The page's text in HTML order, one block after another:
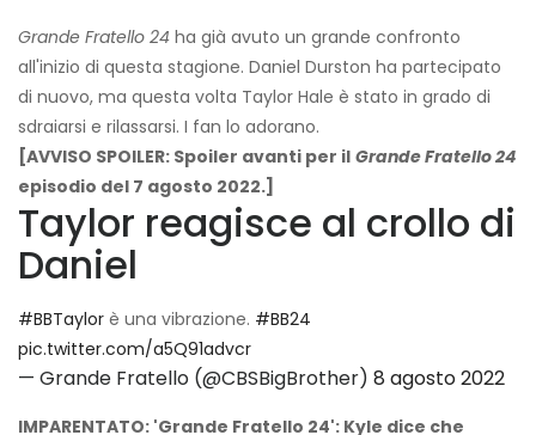
Grande Fratello 24 ha già avuto un grande confronto
all'inizio di questa stagione. Daniel Durston ha partecipato
di nuovo, ma questa volta Taylor Hale è stato in grado di
sdraiarsi e rilassarsi. I fan lo adorano.
[AVVISO SPOILER: Spoiler avanti per il Grande Fratello 24
episodio del 7 agosto 2022.]
Taylor reagisce al crollo di
Daniel
#BBTaylor è una vibrazione. #BB24
pic.twitter.com/a5Q91advcr
— Grande Fratello (@CBSBigBrother) 8 agosto 2022
IMPARENTATO: 'Grande Fratello 24': Kyle dice che